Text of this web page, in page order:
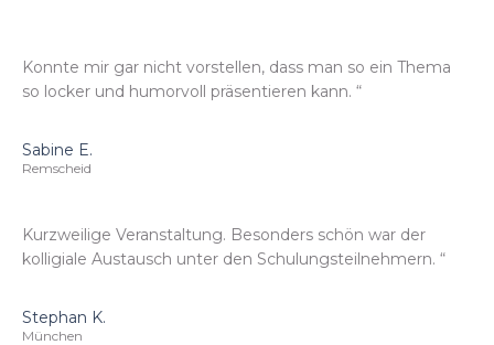
Konnte mir gar nicht vorstellen, dass man so ein Thema
so locker und humorvoll präsentieren kann. “
Sabine E.
Remscheid
Kurzweilige Veranstaltung. Besonders schön war der
kolligiale Austausch unter den Schulungsteilnehmern. “
Stephan K.
München